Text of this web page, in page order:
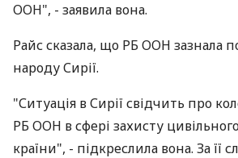
ООН", - заявила вона.
Райс сказала, що РБ ООН зазнала
народу Сирії.
"Ситуація в Сирії свідчить про
РБ ООН в сфері захисту
країни", - підкреслила вона. За її